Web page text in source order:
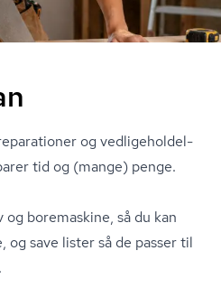
og ved­li­ge­hol­del­
tid og (mange) penge.
boremaskine, så du kan
save lister så de passer til